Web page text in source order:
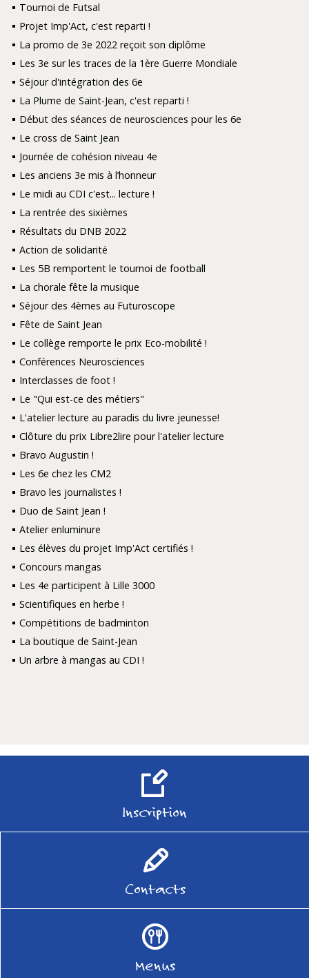
Tournoi de Futsal
Projet Imp'Act, c'est reparti !
La promo de 3e 2022 reçoit son diplôme
Les 3e sur les traces de la 1ère Guerre Mondiale
Séjour d'intégration des 6e
La Plume de Saint-Jean, c'est reparti !
Début des séances de neurosciences pour les 6e
Le cross de Saint Jean
Journée de cohésion niveau 4e
Les anciens 3e mis à l’honneur
Le midi au CDI c'est... lecture !
La rentrée des sixièmes
Résultats du DNB 2022
Action de solidarité
Les 5B remportent le tournoi de football
La chorale fête la musique
Séjour des 4èmes au Futuroscope
Fête de Saint Jean
Le collège remporte le prix Eco-mobilité !
Conférences Neurosciences
Interclasses de foot !
Le "Qui est-ce des métiers"
L'atelier lecture au paradis du livre jeunesse!
Clôture du prix Libre2lire pour l'atelier lecture
Bravo Augustin !
Les 6e chez les CM2
Bravo les journalistes !
Duo de Saint Jean !
Atelier enluminure
Les élèves du projet Imp'Act certifiés !
Concours mangas
Les 4e participent à Lille 3000
Scientifiques en herbe !
Compétitions de badminton
La boutique de Saint-Jean
Un arbre à mangas au CDI !
Inscription
Contacts
Menus